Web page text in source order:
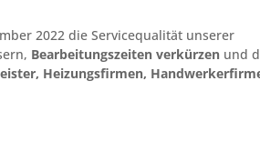
2022 die Servicequalität unserer
Bearbeitungszeiten verkürzen und
Heizungsfirmen,